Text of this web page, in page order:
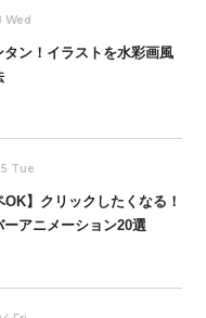
Wed
タン！イラストを水彩画風
Tue
OK】クリックしたくなる！
アニメーション20選